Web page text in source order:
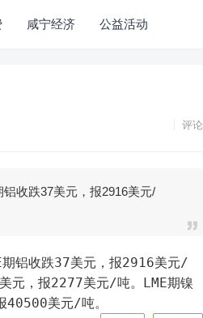
咸宁经济 公益活动
评论
收跌37美元，报2916美元/
铝收跌37美元，报2916美元/
元，报2277美元/吨。LME期镍
40500美元/吨。